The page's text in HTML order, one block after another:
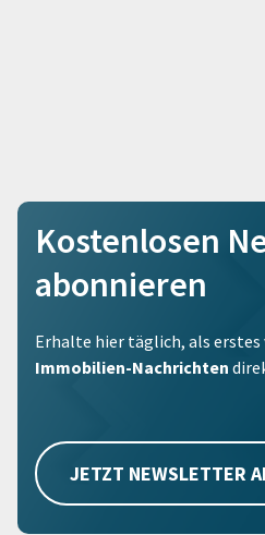
Kostenlosen
abonnieren
Erhalte hier täglich, als
Immobilien-Nachrichten
JETZT NEWSLETTER